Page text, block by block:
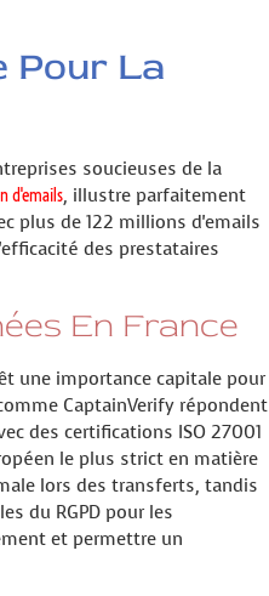
Pour La
soucieuses de la
d'emails, illustre parfaitement
plus de 122 millions d'emails
des prestataires
En France
une importance capitale pour
CaptainVerify répondent
des certifications ISO 27001
le plus strict en matière
lors des transferts, tandis
du RGPD pour les
et permettre un